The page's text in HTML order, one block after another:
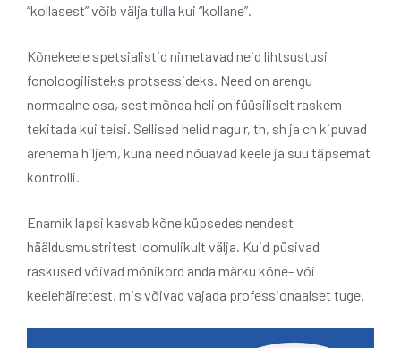
“kollasest” võib välja tulla kui “kollane”.
Kõnekeele spetsialistid nimetavad neid lihtsustusi
fonoloogilisteks protsessideks. Need on arengu
normaalne osa, sest mõnda heli on füüsiliselt raskem
tekitada kui teisi. Sellised helid nagu r, th, sh ja ch kipuvad
arenema hiljem, kuna need nõuavad keele ja suu täpsemat
kontrolli.
Enamik lapsi kasvab kõne küpsedes nendest
hääldusmustritest loomulikult välja. Kuid püsivad
raskused võivad mõnikord anda märku kõne- või
keelehäiretest, mis võivad vajada professionaalset tuge.